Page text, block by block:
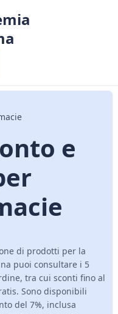
e
di prodotti per la
puoi consultare i 5
tra cui sconti fino al
Sono disponibili
del 7%, inclusa